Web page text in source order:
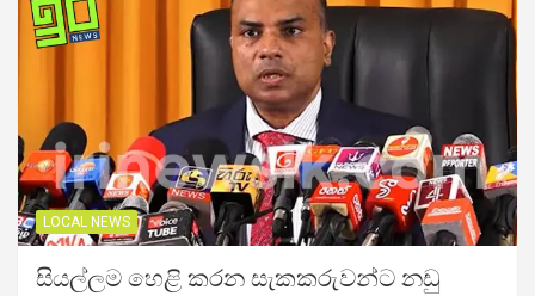
LOCAL NEWS
සියල්ලම හෙළි කරන සැකකරුවන්ට නඩු